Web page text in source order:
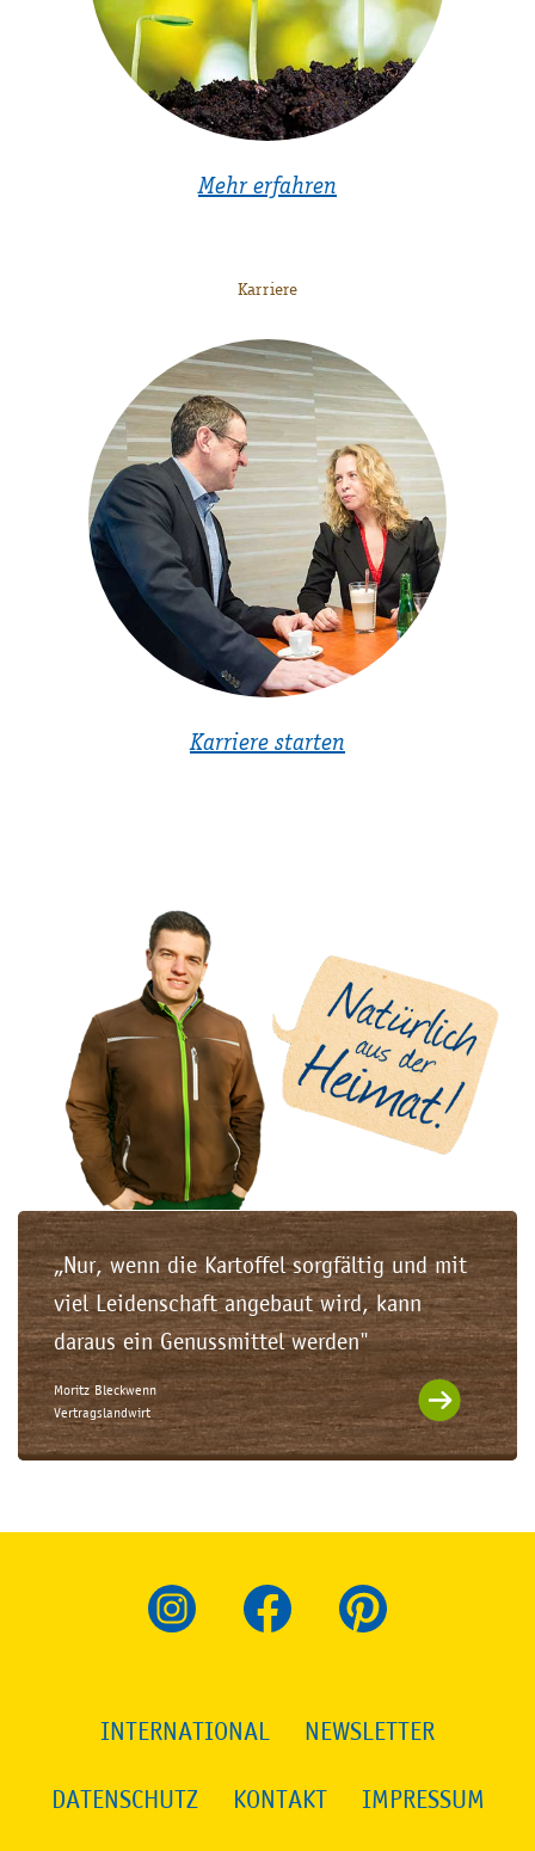
Mehr erfahren
Karriere
Karriere starten
„Nur, wenn die Kartoffel sorgfältig und mit
viel Leidenschaft angebaut wird, kann
daraus ein Genussmittel werden"
Moritz Bleckwenn
Vertragslandwirt
INTERNATIONAL NEWSLETTER
DATENSCHUTZ KONTAKT IMPRESSUM